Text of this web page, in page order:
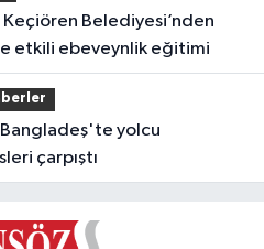
etkili ebeveynlik eğitimi
çarpıştı